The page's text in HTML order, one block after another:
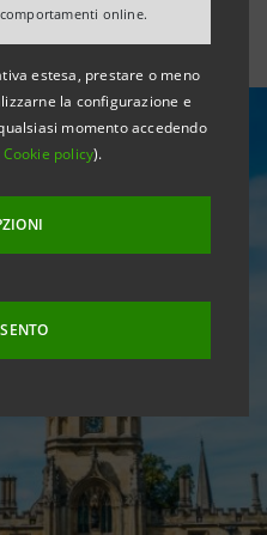
online.
estesa, prestare o meno
la configurazione e
momento accedendo
Cookie policy).